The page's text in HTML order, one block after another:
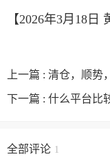
【2026年3月18日
上一篇 : 清仓，顺势
下一篇 : 什么平台比
全部评论 1